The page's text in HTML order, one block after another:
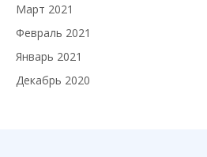
Март 2021
Февраль 2021
Январь 2021
Декабрь 2020